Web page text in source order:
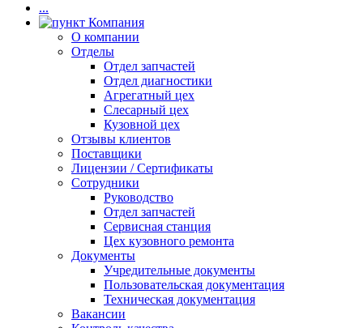
...
Компания
О компании
Отделы
Отдел запчастей
Отдел диагностики
Агрегатный цех
Слесарный цех
Кузовной цех
Отзывы клиентов
Поставщики
Лицензии / Сертификаты
Сотрудники
Руководство
Отдел запчастей
Сервисная станция
Цех кузовного ремонта
Документы
Учредительные документы
Пользовательская документация
Техническая документация
Вакансии